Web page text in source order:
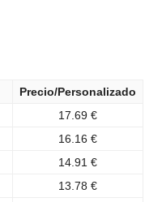
Precio/Personalizado
17.69 €
16.16 €
14.91 €
13.78 €